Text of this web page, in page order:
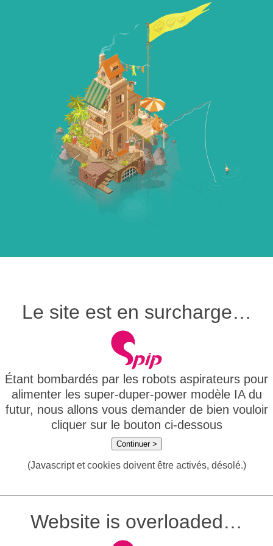
Le site est en surcharge…
Étant bombardés par les robots aspirateurs pour
alimenter les super-duper-power modèle IA du
futur, nous allons vous demander de bien vouloir
cliquer sur le bouton ci-dessous
Continuer >
(Javascript et cookies doivent être activés, désolé.)
Website is overloaded…